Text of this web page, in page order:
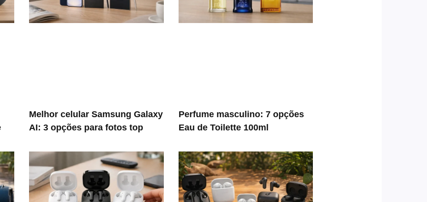
Melhor celular Samsung Galaxy
AI: 3 opções para fotos top
Perfume masculino: 7 opções
Eau de Toilette 100ml